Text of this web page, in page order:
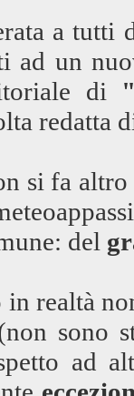
a tutti
ad un
di
redatta
si fa
del
realtà
sono
ad